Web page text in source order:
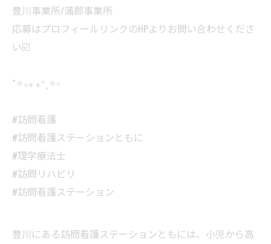
豊川事業所/蒲郡事業所
応募はプロフィールリンクのHPよりお問い合わせくださ
い☑️
˚✧₊⁎ ⁎⁺˳✧༚
#訪問看護
#訪問看護ステーションともに
#理学療法士
#訪問リハビリ
#訪問看護ステーション
豊川にある訪問看護ステーションともには、小児から高